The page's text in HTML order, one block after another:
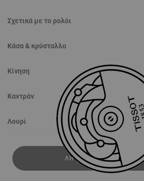
Σχετικά με το ρολόι
Κάσα & κρύσταλλο
Κίνηση
Καντράν
Λουρί
ΛΉΨΗ ΕΓΧΕΙΡΙΔΊΟΥ